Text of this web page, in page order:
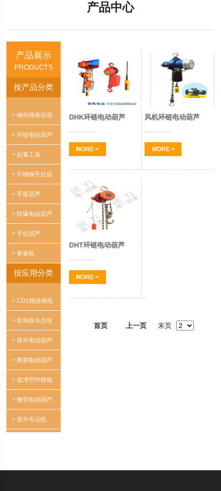
产品中心
产品展示
PRODUCTS
按产品分类
> 钢丝绳电动葫
芦
> 环链电动葫芦
> 起重工具
> 不锈钢手拉葫
芦
> 手扳葫芦
> 防爆电动葫芦
> 手拉葫芦
> 卷扬机
按应用分类
> CD1钢丝绳电
动葫芦
> 双钩双吊点电
动葫芦
> 群吊电动葫芦
> 爬架电动葫芦
> 低净空环链电
动葫芦
> 微型电动葫芦
> 室外吊运机
DHK环链电动葫芦
MORE >
风机环链电动葫芦
MORE >
DHT环链电动葫芦
MORE >
首页 上一页 末页